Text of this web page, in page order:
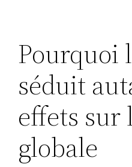
Pourquoi
séduit
effets sur
globale